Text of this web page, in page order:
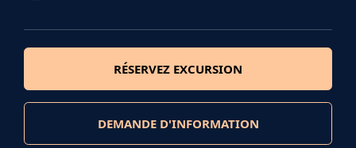
RÉSERVEZ EXCURSION
DEMANDE D'INFORMATION